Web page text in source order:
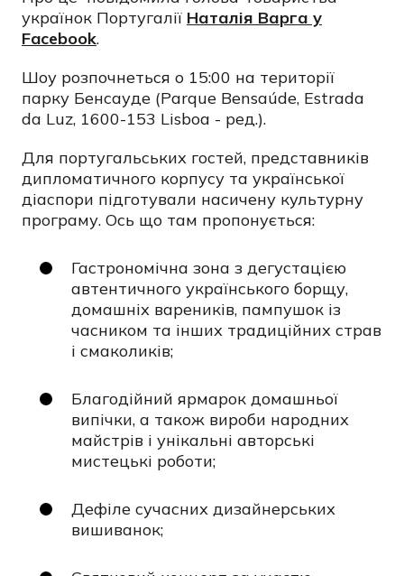
українок Португалії Наталія Варга у
Facebook.
Шоу розпочнеться о 15:00 на території
парку Бенсауде (Parque Bensaúde, Estrada
da Luz, 1600-153 Lisboa - ред.).
Для португальських гостей, представників
дипломатичного корпусу та української
діаспори підготували насичену культурну
програму. Ось що там пропонується:
Гастрономічна зона з дегустацією
автентичного українського борщу,
домашніх вареників, пампушок із
часником та інших традиційних страв
і смаколиків;
Благодійний ярмарок домашньої
випічки, а також вироби народних
майстрів і унікальні авторські
мистецькі роботи;
Дефіле сучасних дизайнерських
вишиванок;